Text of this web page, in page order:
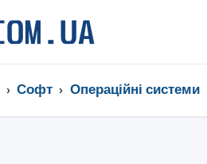
Софт Операційні системи